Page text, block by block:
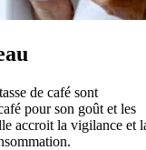
de café sont
pour son goût et les
accroit la vigilance et